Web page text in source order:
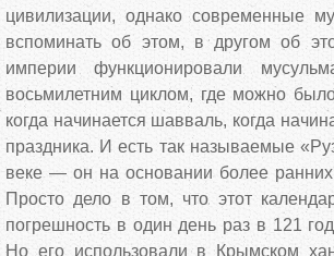
цивилизации, однако современные
вспоминать об этом, в другом об
империи функционировали
восьмилетним циклом, где можно
когда начинается шавваль, когда
праздника. И есть так называемые
веке — он на основании более ранних
Просто дело в том, что этот
погрешность в один день раз в 121
Но его использовали в Крымском